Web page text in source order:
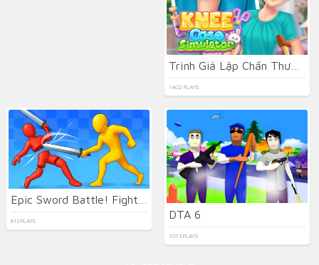
1402 PLAYS
613 PLAYS DTA 6
1073 PLAYS